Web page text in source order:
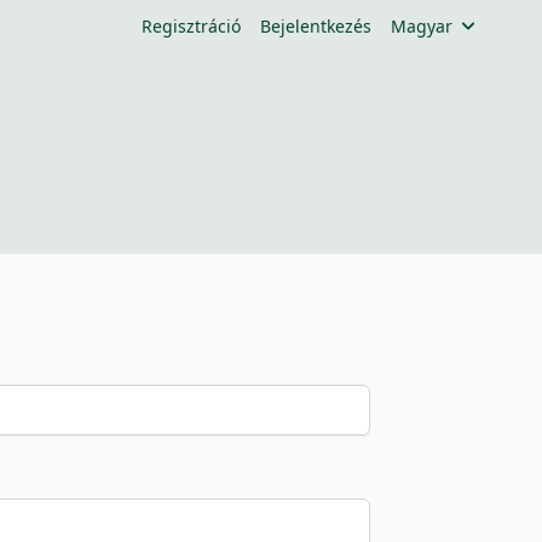
Regisztráció Bejelentkezés Magyar